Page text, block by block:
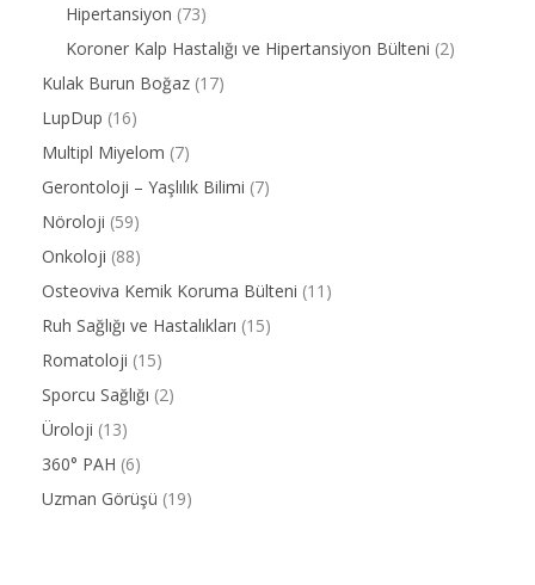
Hipertansiyon (73)
Koroner Kalp Hastalığı ve Hipertansiyon Bülteni (2)
Kulak Burun Boğaz (17)
LupDup (16)
Multipl Miyelom (7)
Gerontoloji – Yaşlılık Bilimi (7)
Nöroloji (59)
Onkoloji (88)
Osteoviva Kemik Koruma Bülteni (11)
Ruh Sağlığı ve Hastalıkları (15)
Romatoloji (15)
Sporcu Sağlığı (2)
Üroloji (13)
360° PAH (6)
Uzman Görüşü (19)